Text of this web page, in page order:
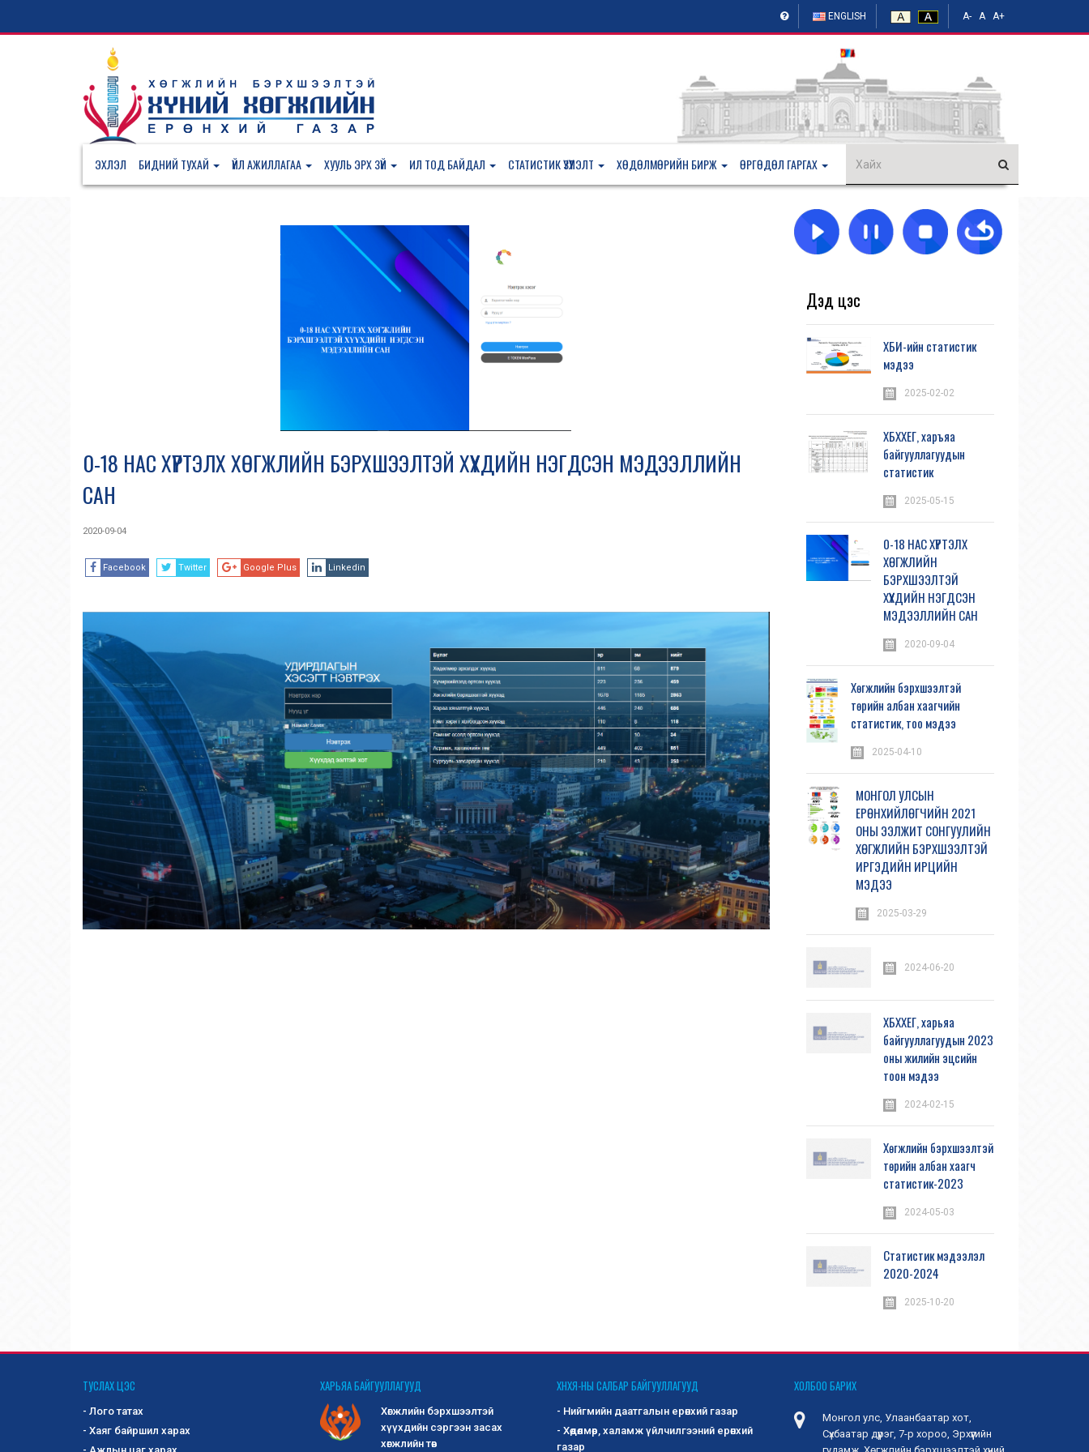
ENGLISH A- A A+
ЭХЛЭЛ БИДНИЙ ТУХАЙ ҮЙЛ АЖИЛЛАГАА ХУУЛЬ ЭРХ ЗҮЙ ИЛ ТОД БАЙДАЛ СТАТИСТИК ҮЗҮҮЛЭЛТ ХӨДӨЛМӨРИЙН БИРЖ ӨРГӨДӨЛ ГАРГАХ
0-18 НАС ХҮРТЭЛХ ХӨГЖЛИЙН БЭРХШЭЭЛТЭЙ ХҮҮХДИЙН НЭГДСЭН МЭДЭЭЛЛИЙН
САН
2020-09-04
Facebook Twitter Google Plus Linkedin
Дэд цэс
ХБИ-ийн статистик
мэдээ
2025-02-02
ХБХХЕГ, харъяа
байгууллагуудын
статистик
2025-05-15
0-18 НАС ХҮРТЭЛХ
ХӨГЖЛИЙН
БЭРХШЭЭЛТЭЙ
ХҮҮХДИЙН НЭГДСЭН
МЭДЭЭЛЛИЙН САН
2020-09-04
Хөгжлийн бэрхшээлтэй
төрийн албан хаагчийн
статистик, тоо мэдээ
2025-04-10
МОНГОЛ УЛСЫН
ЕРӨНХИЙЛӨГЧИЙН 2021
ОНЫ ЭЭЛЖИТ СОНГУУЛИЙН
ХӨГЖЛИЙН БЭРХШЭЭЛТЭЙ
ИРГЭДИЙН ИРЦИЙН
МЭДЭЭ
2025-03-29
2024-06-20
ХБХХЕГ, харьяа
байгууллагуудын 2023
оны жилийн эцсийн
тоон мэдээ
2024-02-15
Хөгжлийн бэрхшээлтэй
төрийн албан хаагч
статистик-2023
2024-05-03
Статистик мэдээлэл
2020-2024
2025-10-20
ТУСЛАХ ЦЭС
- Лого татах
- Хаяг байршил харах
ХАРЬЯА БАЙГУУЛЛАГУУД
Хөгжлийн бэрхшээлтэй
хүүхдийн сэргээн засах
хөгжлийн төв
ХНХЯ-НЫ САЛБАР БАЙГУУЛЛАГУУД
- Нийгмийн даатгалын ерөнхий газар
- Хөдөлмөр, халамж үйлчилгээний ерөнхий
газар
ХОЛБОО БАРИХ
Монгол улс, Улаанбаатар хот,
Сүхбаатар дүүрэг, 7-р хороо, Эрхүүгийн